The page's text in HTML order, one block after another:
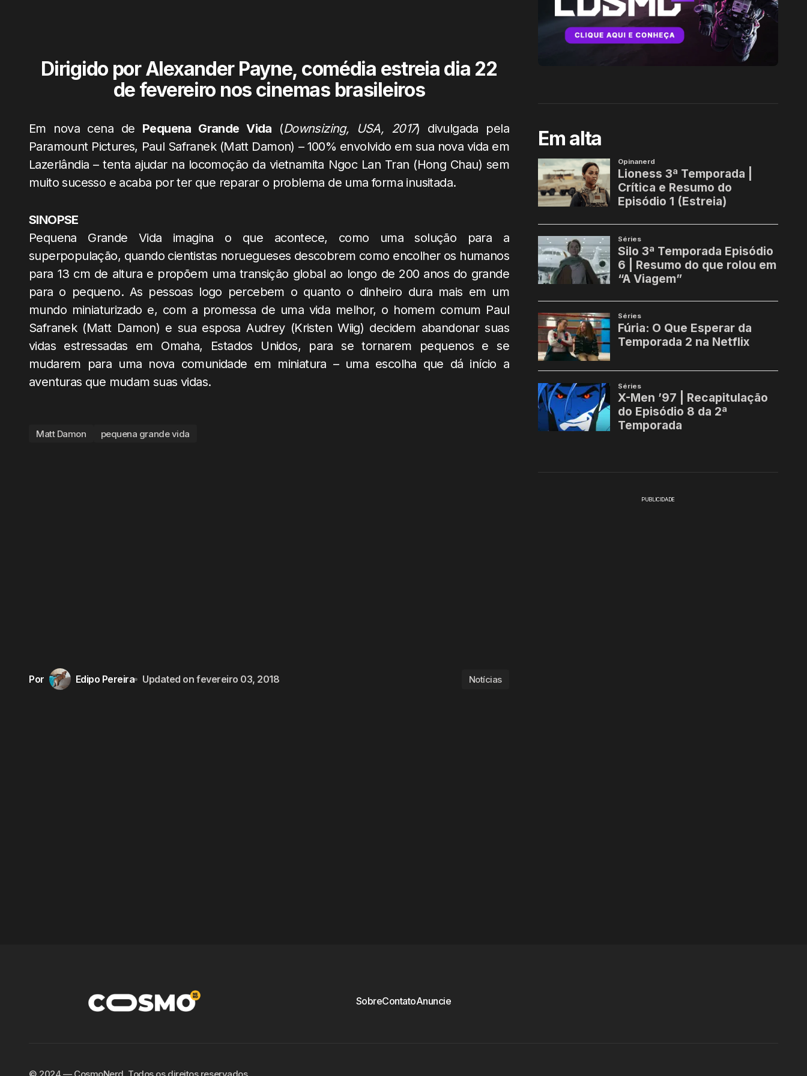
Dirigido por Alexander Payne, comédia estreia dia 22
de fevereiro nos cinemas brasileiros
Em nova cena de Pequena Grande Vida (Downsizing, USA, 2017) divulgada pela
Paramount Pictures, Paul Safranek (Matt Damon) – 100% envolvido em sua nova vida em
Lazerlândia – tenta ajudar na locomoção da vietnamita Ngoc Lan Tran (Hong Chau) sem
muito sucesso e acaba por ter que reparar o problema de uma forma inusitada.
SINOPSE
Pequena Grande Vida imagina o que acontece, como uma solução para a
superpopulação, quando cientistas noruegueses descobrem como encolher os humanos
para 13 cm de altura e propõem uma transição global ao longo de 200 anos do grande
para o pequeno. As pessoas logo percebem o quanto o dinheiro dura mais em um
mundo miniaturizado e, com a promessa de uma vida melhor, o homem comum Paul
Safranek (Matt Damon) e sua esposa Audrey (Kristen Wiig) decidem abandonar suas
vidas estressadas em Omaha, Estados Unidos, para se tornarem pequenos e se
mudarem para uma nova comunidade em miniatura – uma escolha que dá início a
aventuras que mudam suas vidas.
Matt Damon pequena grande vida
Por Edipo Pereira Updated on fevereiro 03, 2018 Notícias
Em alta
PUBLICIDADE
SobreContatoAnuncie